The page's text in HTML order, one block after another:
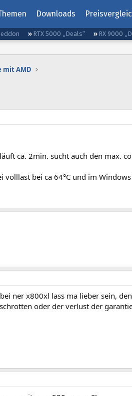
Downloads
RTX 5000 „Deals“ RX 9000
mit AMD
ca. 2min. sucht auch den max.
volllast bei ca 64°C und im Windows
ner x800xl lass ma lieber sein,
oder der verlust der